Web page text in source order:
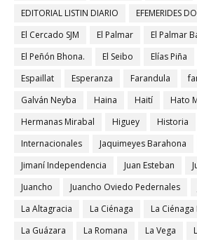
EDITORIAL LISTIN DIARIO
EFEMERIDES
El Cercado SJM
El Palmar
El Palmar
El Peñón Bhona.
El Seibo Elías Piña
Espaillat
Esperanza Farandula
Galván Neyba
Haina Haití
Hato
Hermanas Mirabal
Higuey Historia
Internacionales
Jaquimeyes Barahona
Jimaní Independencia
Juan Esteban
Juancho
Juancho Oviedo Pedernales
La Altagracia
La Ciénaga La Ciénaga
La Guázara
La Romana La Vega